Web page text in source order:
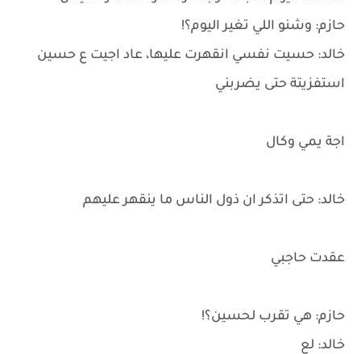
حازم: وشنو اللي تغير اليوم؟!
خالد: حسيت نفسي انقهرت عليها، عاد اجيت ع حسين
استفزيتة حتى يضربني
اجة يمي وكال
خالد: حتى اتذكر ان ذول الناس ما ينقهر عليهم
عقدت حاجبي
حازم: هي تقرب لحسين؟!
خالد: لع